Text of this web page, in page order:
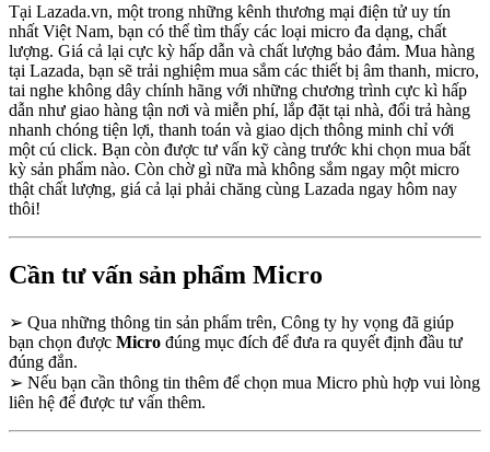
Tại Lazada.vn, một trong những kênh thương mại điện tử uy tín
nhất Việt Nam, bạn có thể tìm thấy các loại micro đa dạng, chất
lượng. Giá cả lại cực kỳ hấp dẫn và chất lượng bảo đảm. Mua hàng
tại Lazada, bạn sẽ trải nghiệm mua sắm các thiết bị âm thanh, micro,
tai nghe không dây chính hãng với những chương trình cực kì hấp
dẫn như giao hàng tận nơi và miễn phí, lắp đặt tại nhà, đổi trả hàng
nhanh chóng tiện lợi, thanh toán và giao dịch thông minh chỉ với
một cú click. Bạn còn được tư vấn kỹ càng trước khi chọn mua bất
kỳ sản phẩm nào. Còn chờ gì nữa mà không sắm ngay một micro
thật chất lượng, giá cả lại phải chăng cùng Lazada ngay hôm nay
thôi!
Cần tư vấn sản phẩm Micro
➢ Qua những thông tin sản phẩm trên, Công ty hy vọng đã giúp
bạn chọn được Micro đúng mục đích để đưa ra quyết định đầu tư
đúng đắn.
➢ Nếu bạn cần thông tin thêm để chọn mua Micro phù hợp vui lòng
liên hệ để được tư vấn thêm.